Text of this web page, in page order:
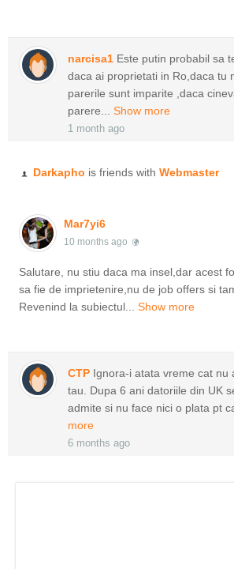
narcisa1 Este putin probabil sa
daca ai proprietati in Ro,daca tu
parerile sunt imparite ,daca
parere... Show more
1 month ago
Darkapho is friends with Webmaster
Mar7yi6
10 months ago
Salutare, nu stiu daca ma insel,dar acest
sa fie de imprietenire,nu de job offers si
Revenind la subiectul... Show more
CTP Ignora-i atata vreme cat nu
tau. Dupa 6 ani datoriile din UK
admite si nu face nici o plata pt
more
6 months ago